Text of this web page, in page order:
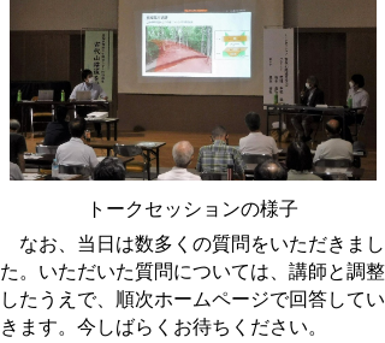
トークセッションの様子
なお、当日は数多くの質問をいただきまし
た。いただいた質問については、講師と調整
したうえで、順次ホームページで回答してい
きます。今しばらくお待ちください。